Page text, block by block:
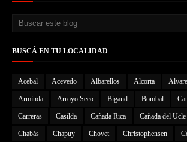
BUSCÁ EN TU LOCALIDAD
Acebal Acevedo Albarellos Alcorta
Arminda Arroyo Seco Bigand Bombal
Carreras Casilda Cañada Rica Cañada del Ucle
Chabás Chapuy Chovet Christophensen